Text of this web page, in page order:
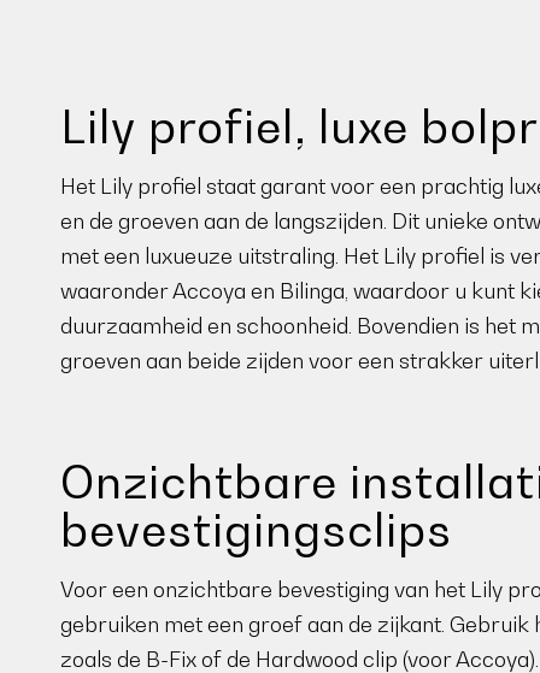
Lily profiel, luxe
Het Lily profiel staat garant voor een prachtig
en de groeven aan de langszijden. Dit unieke
met een luxueuze uitstraling. Het Lily profiel is
waaronder Accoya en Bilinga, waardoor u kunt
duurzaamheid en schoonheid. Bovendien is het
groeven aan beide zijden voor een strakker
Onzichtbare
bevestigingsclips
Voor een onzichtbare bevestiging van het Lily
gebruiken met een groef aan de zijkant.
zoals de B-Fix of de Hardwood clip (voor